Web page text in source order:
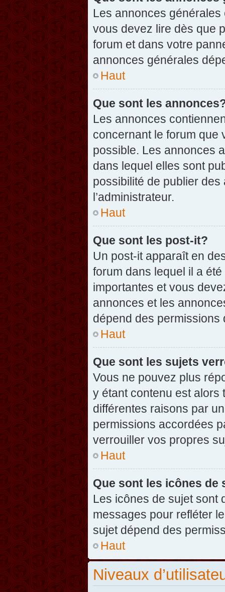
Les annonces
vous devez lire dès que
forum et dans votre
annonces générales
Haut
Que sont les
Les annonces
concernant le forum que
possible. Les annonces
dans lequel elles sont
possibilité de publier
l’administrateur.
Haut
Que sont les post-it?
Un post-it apparaît en
forum dans lequel il a
importantes et vous
annonces et les
dépend des permissions
Haut
Que sont les sujets
Vous ne pouvez plus
y étant contenu est alors
différentes raisons par
permissions accordées
verrouiller vos propres
Haut
Que sont les icônes de
Les icônes de sujet sont
messages pour refléter
sujet dépend des
Haut
Niveaux